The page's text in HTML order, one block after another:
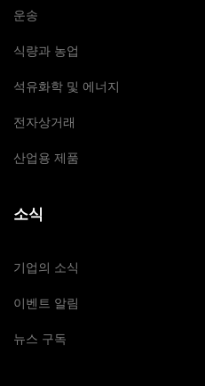
운송
식량과 농업
석유화학 및 에너지
전자상거래
산업용 제품
소식
기업의 소식
이벤트 알림
뉴스 구독